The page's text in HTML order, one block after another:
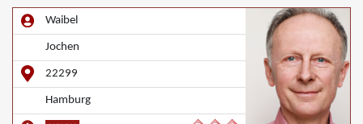
Waibel
Jochen
22299
Hamburg